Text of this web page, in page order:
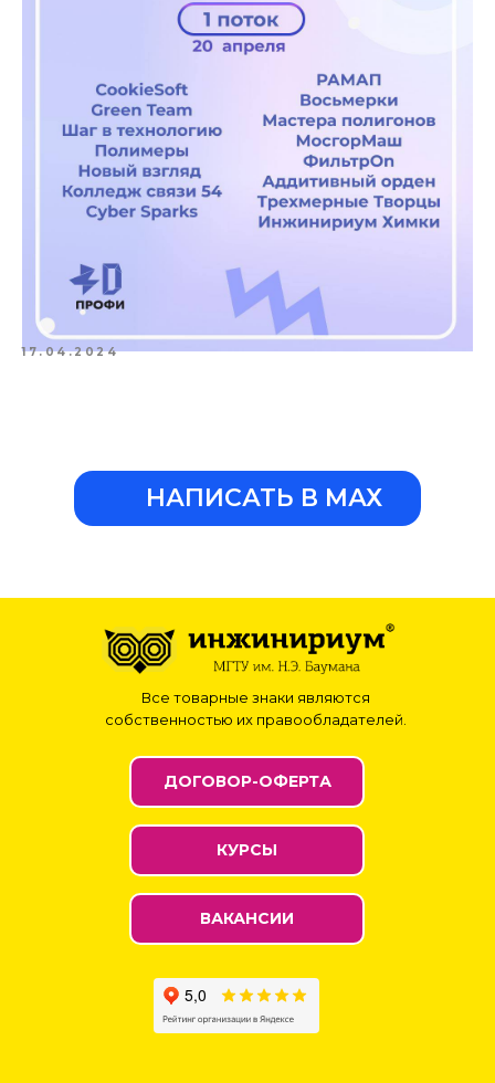
17.04.2024
НАПИСАТЬ В МАХ
Все товарные знаки являются
собственностью их правообладателей.
ВАКАНСИИ
КУРСЫ
ДОГОВОР-ОФЕРТА